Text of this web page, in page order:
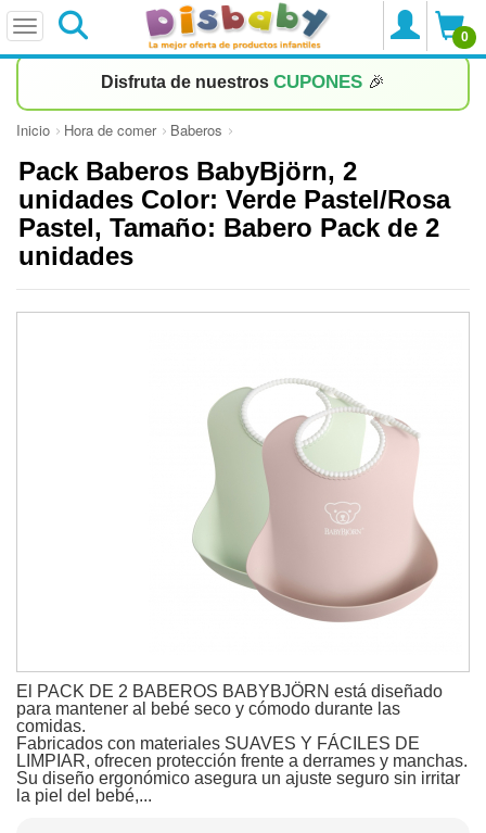
0
Disfruta de nuestros CUPONES 🎉
Inicio Hora de comer Baberos
Pack Baberos BabyBjörn, 2
unidades Color: Verde Pastel/Rosa
Pastel, Tamaño: Babero Pack de 2
unidades
El PACK DE 2 BABEROS BABYBJÖRN está diseñado
para mantener al bebé seco y cómodo durante las
comidas.
Fabricados con materiales SUAVES Y FÁCILES DE
LIMPIAR, ofrecen protección frente a derrames y manchas.
Su diseño ergonómico asegura un ajuste seguro sin irritar
la piel del bebé,...